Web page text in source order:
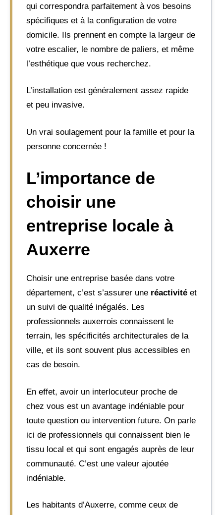
qui correspondra parfaitement à vos besoins
spécifiques et à la configuration de votre
domicile. Ils prennent en compte la largeur de
votre escalier, le nombre de paliers, et même
l’esthétique que vous recherchez.
L’installation est généralement assez rapide
et peu invasive.
Un vrai soulagement pour la famille et pour la
personne concernée !
L’importance de
choisir une
entreprise locale à
Auxerre
Choisir une entreprise basée dans votre
département, c’est s’assurer une réactivité et
un suivi de qualité inégalés. Les
professionnels auxerrois connaissent le
terrain, les spécificités architecturales de la
ville, et ils sont souvent plus accessibles en
cas de besoin.
En effet, avoir un interlocuteur proche de
chez vous est un avantage indéniable pour
toute question ou intervention future. On parle
ici de professionnels qui connaissent bien le
tissu local et qui sont engagés auprès de leur
communauté. C’est une valeur ajoutée
indéniable.
Les habitants d’Auxerre, comme ceux de